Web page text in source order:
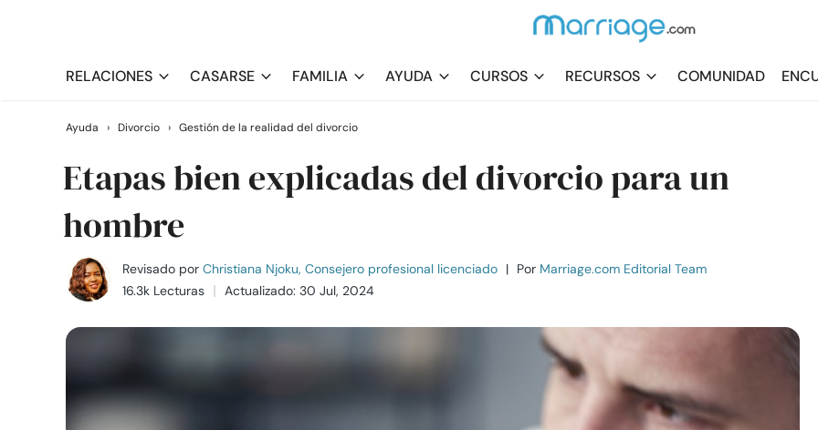
RELACIONES CASARSE FAMILIA AYUDA CURSOS RECURSOS COMUNIDAD
Ayuda › Divorcio › Gestión de la realidad del divorcio
Etapas bien explicadas del divorcio para un
hombre
Revisado por Christiana Njoku, Consejero profesional licenciado | Por Marriage.com Editorial Team
16.3k Lecturas
Actualizado: 30 Jul, 2024